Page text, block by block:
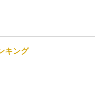
キング